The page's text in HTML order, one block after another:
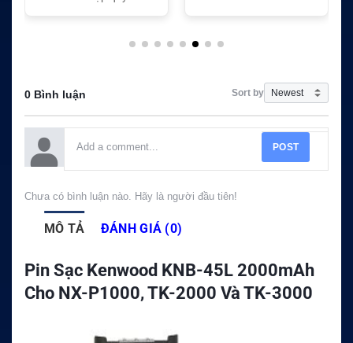
0 Bình luận Sort by
POST
Chưa có bình luận nào. Hãy là người đầu tiên!
MÔ TẢ ĐÁNH GIÁ (0)
Pin Sạc Kenwood KNB-45L 2000mAh
Cho NX-P1000, TK-2000 Và TK-3000